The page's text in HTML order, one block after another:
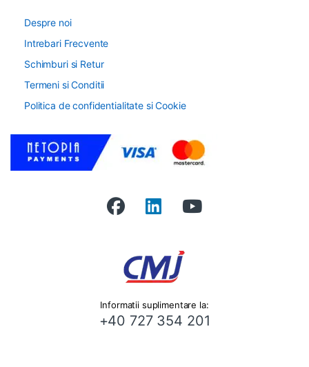
Despre noi
Intrebari Frecvente
Schimburi si Retur
Termeni si Conditii
Politica de confidentialitate si Cookie
Informatii suplimentare la:
+40 727 354 201